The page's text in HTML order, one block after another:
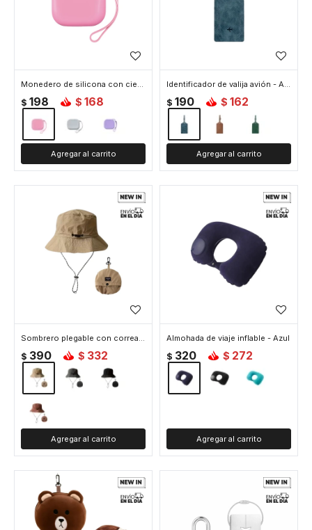
Monedero de silicona con cierre - Fucsia
$ 198 $ 168
Identificador de valija avión - Azul
$ 190 $ 162
Sombrero plegable con correa ajustable y bolsa desmontable - Beige
$ 390 $ 332
Almohada de viaje inflable - Azul
$ 320 $ 272